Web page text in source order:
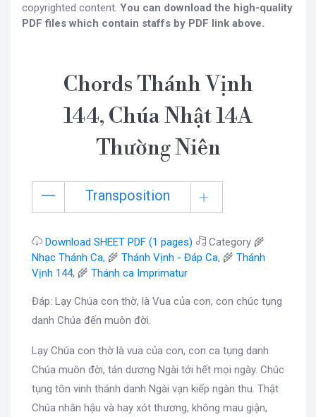
copyrighted content. You can download the high-quality
PDF files which contain staffs by PDF link above.
Chords Thánh Vịnh
144, Chúa Nhật 14A
Thường Niên
Transposition
Download SHEET PDF (1 pages)
Category 🌾
Nhạc Thánh Ca, 🌾 Thánh Vịnh - Đáp Ca, 🌾 Thánh
Vịnh 144, 🌾 Thánh ca Imprimatur
Đáp: Lạy Chúa con thờ, là Vua của con, con chúc tụng
danh Chúa đến muôn đời.
Lạy Chúa con thờ là vua của con, con ca tụng danh
Chúa muôn đời, tán dương Ngài tới hết mọi ngày. Chúc
tụng tôn vinh thánh danh Ngài vạn kiếp ngàn thu. Thật
Chúa nhân hậu và hay xót thương, không mau giận,